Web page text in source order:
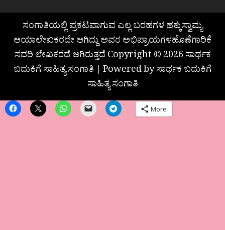
ಸಂಗಾತಿಯಲ್ಲಿ ಪ್ರಕಟವಾಗುವ ಎಲ್ಲ ಬರಹಗಳ ಹಕ್ಕುಸ್ವಾಮ್ಯ
ಆಯಾಲೇಖಕರದೇ ಆಗಿದ್ದು ಅವರ ಅಭಿಪ್ರಾಯಗಳಹೊಣೆಗಾರಿಕೆ
ಸದರಿ ಲೇಖಕರದೆ ಆಗಿರುತ್ತದೆ Copyright © 2026 ಸಾರ್ಥಕ
ಬದುಕಿಗೆ ಸಾಹಿತ್ಯ ಸಂಗಾತಿ | Powered by ಸಾರ್ಥಕ ಬದುಕಿಗೆ
ಸಾಹಿತ್ಯ ಸಂಗಾತಿ
More